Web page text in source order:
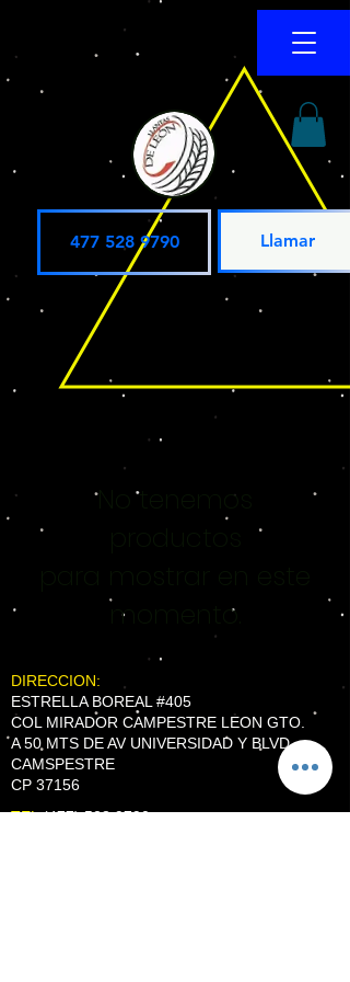
Llamar
477 528 9790
No tenemos
momento.
DIRECCION:
ESTRELLA BOREAL #405
COL MIRADOR CAMPESTRE LEON GTO.
A 50 MTS DE AV UNIVERSIDAD Y BLVD
CAMSPESTRE
CP 37156
TEL(477) 528 9790